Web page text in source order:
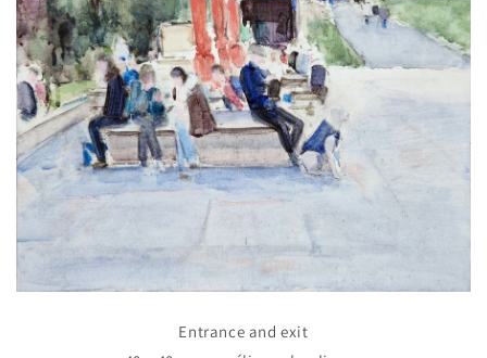
Entrance and exit